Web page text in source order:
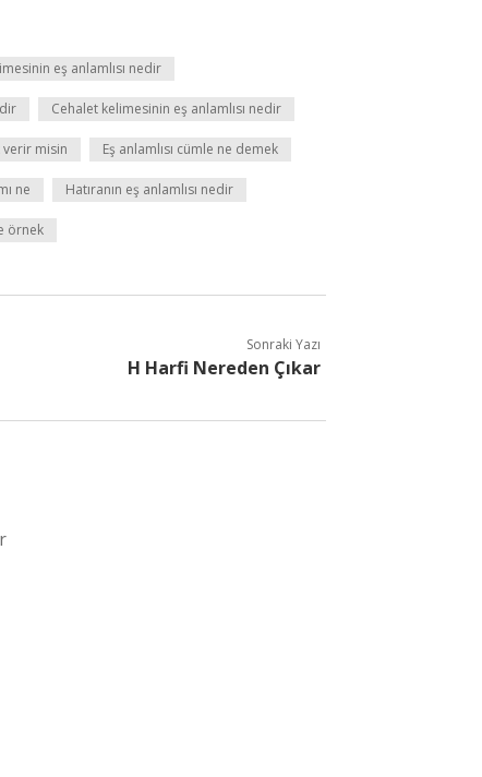
eş anlamlısı nedir
Cehalet kelimesinin eş anlamlısı nedir
verir misin Eş anlamlısı cümle ne demek
ne Hatıranın eş anlamlısı nedir
örnek
Sonraki Yazı
H Harfi Nereden Çıkar